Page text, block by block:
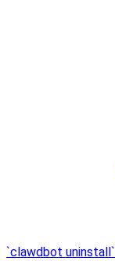
`clawdbot uninstall`